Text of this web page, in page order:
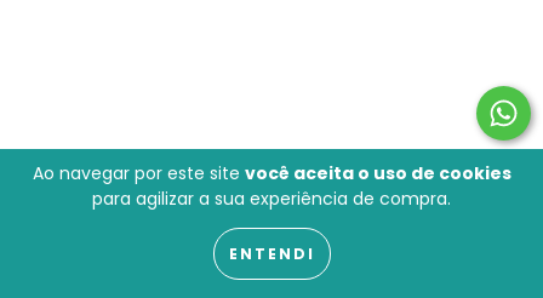
Ao navegar por este site você aceita o uso de cookies
para agilizar a sua experiência de compra.
ENTENDI